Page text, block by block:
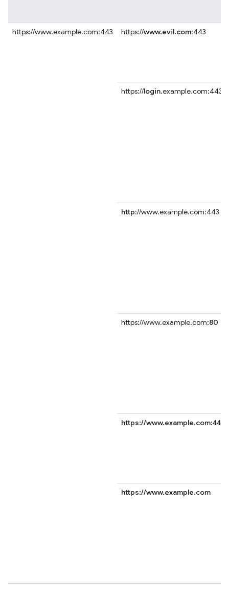
https://www.example.com:443 https://www.evil.com:443
https://login.example.com:443
http://www.example.com:443
https://www.example.com:80
https://www.example.com:443
https://www.example.com